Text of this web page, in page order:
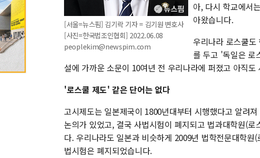
[서울=뉴스핌] 김기락 기자 = 김기원 변호사
[사진=한국법조인협회] 2022.06.08
peoplekim@newspim.com
아, 다시 학교에서
아왔습니다.
우리나라 로스쿨
를 두고 '독일은 로
설에 가까운 소문이 10여년 전 우리나라에 퍼졌고 아직
'로스쿨 제도' 같은 단어는 없다
고시제도는 일본제국이 1800년대부터 시행했다고 알려
논의가 있었고, 결국 사법시험이 폐지되고 법과대학원(
다. 우리나라도 일본과 비슷하게 2009년 법학전문대학
법시험은 폐지되었습니다.